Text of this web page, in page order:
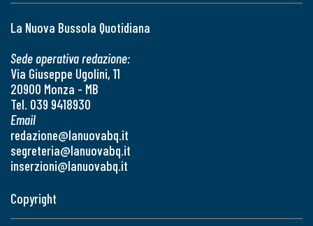
La Nuova Bussola Quotidiana
Sede operativa redazione:
Via Giuseppe Ugolini, 11
20900 Monza - MB
Tel. 039 9418930
Email
redazione@lanuovabq.it
segreteria@lanuovabq.it
inserzioni@lanuovabq.it
Copyright